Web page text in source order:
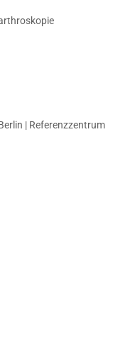
| Referenzzentrum